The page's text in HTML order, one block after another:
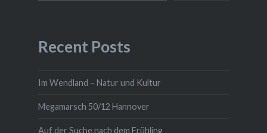
Recent Posts
Im Wendland – Natur und Kultur
Megamarsch 50/12 Hannover
Auf der Suche nach dem Frühling